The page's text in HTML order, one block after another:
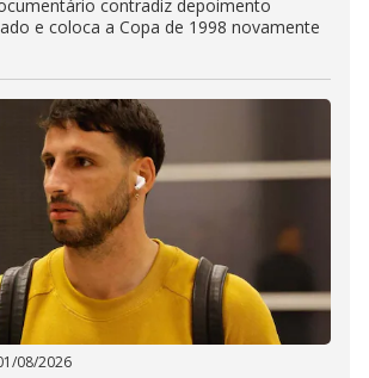
contradiz depoimento
e coloca a Copa de 1998 novamente
08/2026